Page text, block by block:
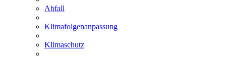
Abfall
Klimafolgenanpassung
Klimaschutz